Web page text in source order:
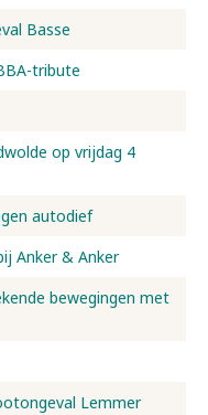
Basse
tribute
op vrijdag 4
autodief
Anker & Anker
bewegingen met
Lemmer